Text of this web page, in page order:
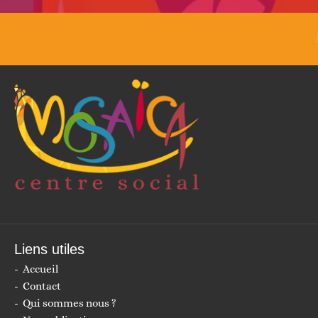
Liens utiles
Accueil
Contact
Qui sommes nous ?